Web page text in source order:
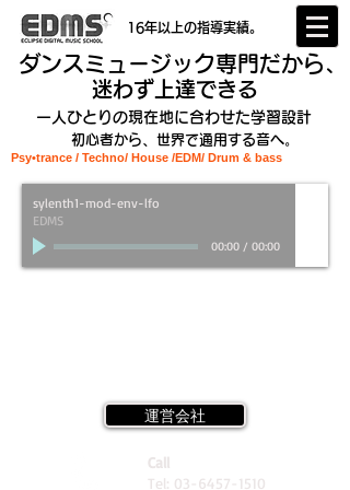
16年以上の指導実績。
ダンスミュージック専門だから、
迷わず上達できる
一人ひとりの現在地に合わせた学習設計
初心者から、世界で通用する音へ。
Psy•trance / Techno/ House /EDM/ Drum & bass
sylenth1-mod-env-lfo
EDMS
00:00/ 00:00
運営会社
Call
Tel: 03-6457-1510